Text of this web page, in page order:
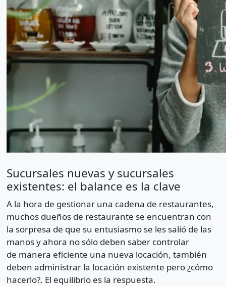
Sucursales nuevas y sucursales
existentes: el balance es la clave
A la hora de gestionar una cadena de restaurantes,
muchos dueños de restaurante se encuentran con
la sorpresa de que su entusiasmo se les salió de las
manos y ahora no sólo deben saber controlar
de manera eficiente una nueva locación, también
deben administrar la locación existente pero ¿cómo
hacerlo?. El equilibrio es la respuesta.